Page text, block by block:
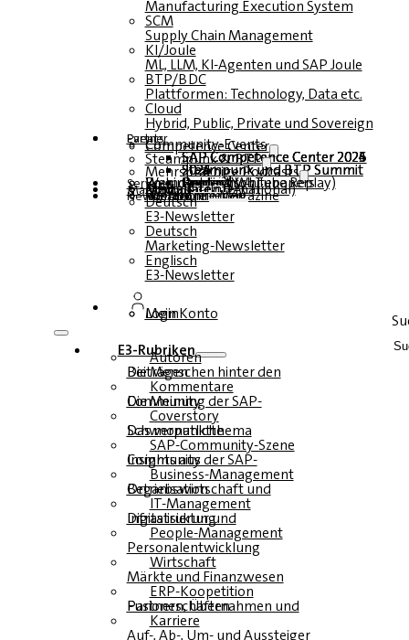
Manufacturing Execution System
SCM
Supply Chain Management
KI/Joule
ML, LLM, KI-Agenten und SAP Joule
BTP/BDC
Plattformen: Technology, Data etc.
Cloud
Hybrid, Public, Private und Sovereign
Partner
EventsCommunity-Events
Competence Center
SAP Competence Center 2026
SAP Competence Center 2025
SAP Competence Center 2024
SAP Competence Center 2023
Steampunk & BTP
Steampunk und BTP Summit 2026
Steampunk und BTP Summit 2025
Steampunk und BTP Summit 2024
Mehrsprachige Podcasts
Deutsch
Englisch
Spanisch
Französisch
Roundtables (YouTube Replay)
Webinare und Whitepapers
Service
Formulare
Kontakt
Mediadaten DACH
Media Kit (International)
Magazin
hier abonnieren
für Abonnenten
kostenfreie Magazine
Newsletter
Deutsch
E3-Newsletter
Deutsch
Marketing-Newsletter
Englisch
E3-Newsletter
Login
Mein Konto
E3-Rubriken
Autoren
Die Menschen hinter den Beiträgen
Kommentare
Die Meinung der SAP-Community
Coverstory
Das monatliche Schwerpunktthema
SAP-Community-Szene
Insights aus der SAP-Community
Business-Management
Betriebswirtschaft und Organisation
IT-Management
Infrastruktur und Digitalisierung
People-Management
Personalentwicklung
Wirtschaft
Märkte und Finanzwesen
ERP-Koopetition
Fusionen, Übernahmen und Partnerschaften
Karriere
Auf-, Ab-, Um- und Aussteiger